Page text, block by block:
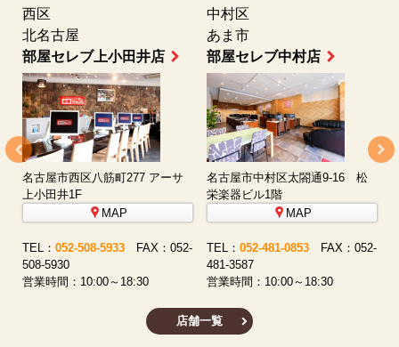
西区
北名古屋
部屋セレブ上小田井店
名古屋市西区八筋町277 アーサ
上小田井1F
MAP
TEL： 052-508-5933 FAX：052-
508-5930
営業時間：10:00～18:30
中村区
あま市
部屋セレブ中村店
名古屋市中村区太閤通9-16 松
栄楽器ビル1階
MAP
TEL： 052-481-0853 FAX：052-
481-3587
営業時間：10:00～18:30
店舗一覧